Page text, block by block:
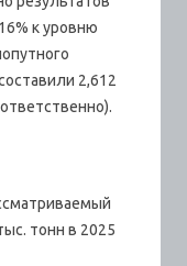
к уровню
2,612
тонн в 2025